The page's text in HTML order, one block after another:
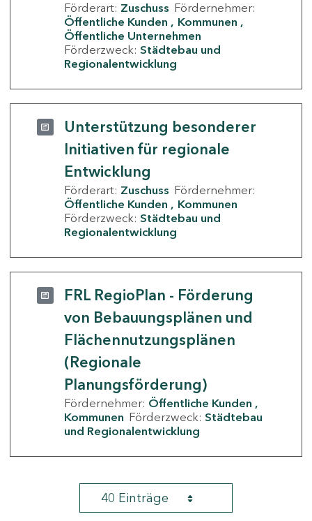
Förderart: Zuschuss Fördernehmer:
Öffentliche Kunden
Kommunen
Öffentliche Unternehmen
Förderzweck: Städtebau und
Regionalentwicklung
Unterstützung besonderer
Initiativen für regionale
Entwicklung
Förderart: Zuschuss Fördernehmer:
Öffentliche Kunden
Kommunen
Förderzweck: Städtebau und
Regionalentwicklung
FRL RegioPlan - Förderung
von Bebauungsplänen und
Flächennutzungsplänen
(Regionale
Planungsförderung)
Fördernehmer: Öffentliche Kunden
Kommunen Förderzweck: Städtebau
und Regionalentwicklung
40 Einträge